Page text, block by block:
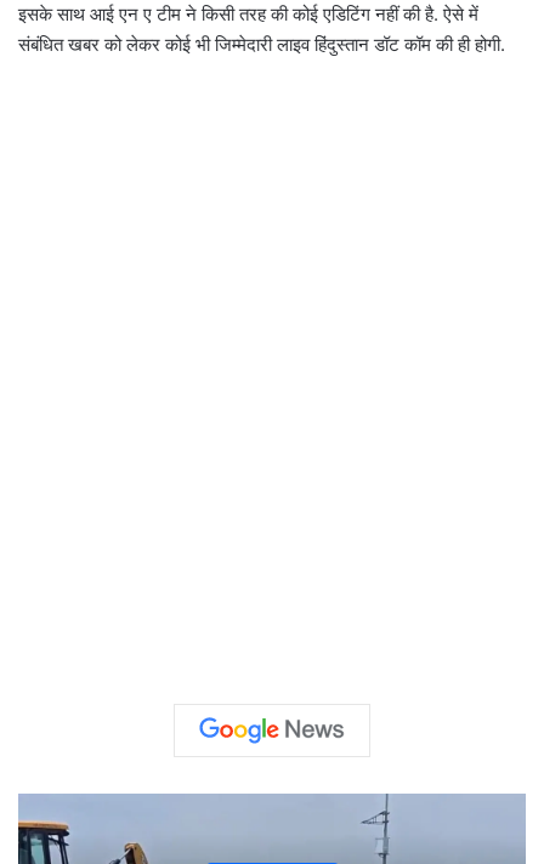
इसके साथ आई एन ए टीम ने किसी तरह की कोई एडिटिंग नहीं की है. ऐसे में
संबंधित खबर को लेकर कोई भी जिम्मेदारी लाइव हिंदुस्तान डॉट कॉम की ही होगी.